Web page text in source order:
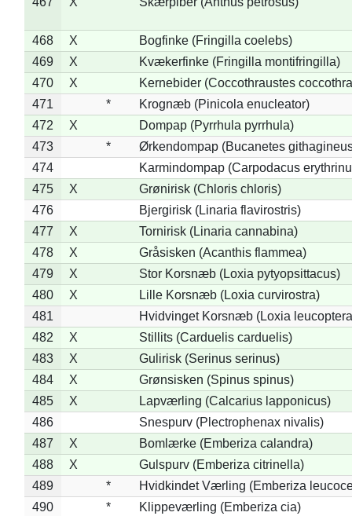
468 X
Bogfinke (Fringilla coelebs)
469
X
Kvækerfinke (Fringilla montifringilla)
470
X
Kernebider (Coccothraustes
471
*
Krognæb (Pinicola enucleator)
472
X
Dompap (Pyrrhula pyrrhula)
473
*
Ørkendompap (Bucanetes
474
Karmindompap (Carpodacus
475
X
Grønirisk (Chloris chloris)
476
Bjergirisk (Linaria flavirostris)
477
X
Tornirisk (Linaria cannabina)
478
X
Gråsisken (Acanthis flammea)
479
X
Stor Korsnæb (Loxia pytyopsittacus)
480
X
Lille Korsnæb (Loxia curvirostra)
481
Hvidvinget Korsnæb (Loxia
482
X
Stillits (Carduelis carduelis)
483
X
Gulirisk (Serinus serinus)
484
X
Grønsisken (Spinus spinus)
485
X
Lapværling (Calcarius lapponicus)
486
Snespurv (Plectrophenax nivalis)
487
X
Bomlærke (Emberiza calandra)
488
X
Gulspurv (Emberiza citrinella)
489
*
Hvidkindet Værling (Emberiza
490
* Klippeværling (Emberiza cia)